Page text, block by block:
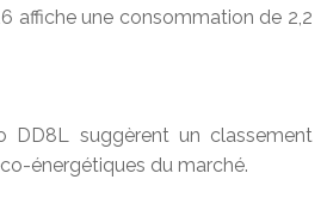
affiche une consommation de 2,2
DD8L suggèrent un classement
énergétiques du marché.